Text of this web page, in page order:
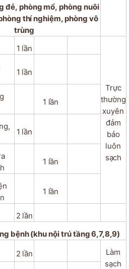
đẻ, phòng mổ, phòng nuôi
thínghiệm, phòng vô
trùng
1 lần
Trực
thường
xuyên
đảm
bảo
luôn
sạch
1 lần
1 lần
1 lần
1 lần
1 lần
2 lần
bệnh(khu nộitrútầng6,7,8,9)
2 lần
Làm
sạch